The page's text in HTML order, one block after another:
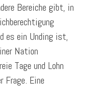
Bereiche gibt, in
es ein Unding ist,
Nation
Tage und Lohn
Frage. Eine